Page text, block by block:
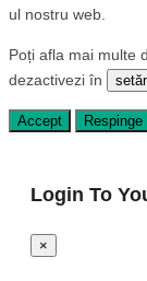
ul nostru web.
Poți afla mai multe
dezactivezi în
Accept Respinge
Login To
×